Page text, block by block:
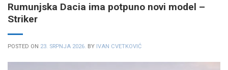
Rumunjska Dacia ima potpuno novi model –
Striker
POSTED ON 23. SRPNJA 2026. BY IVAN CVETKOVIĆ